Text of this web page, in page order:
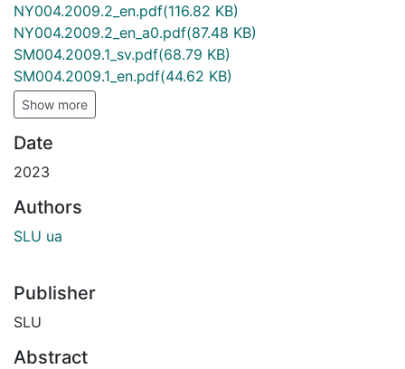
NY004.2009.2_en.pdf(116.82 KB)
NY004.2009.2_en_a0.pdf(87.48 KB)
SM004.2009.1_sv.pdf(68.79 KB)
SM004.2009.1_en.pdf(44.62 KB)
Show more
Date
2023
Authors
SLU ua
Publisher
SLU
Abstract